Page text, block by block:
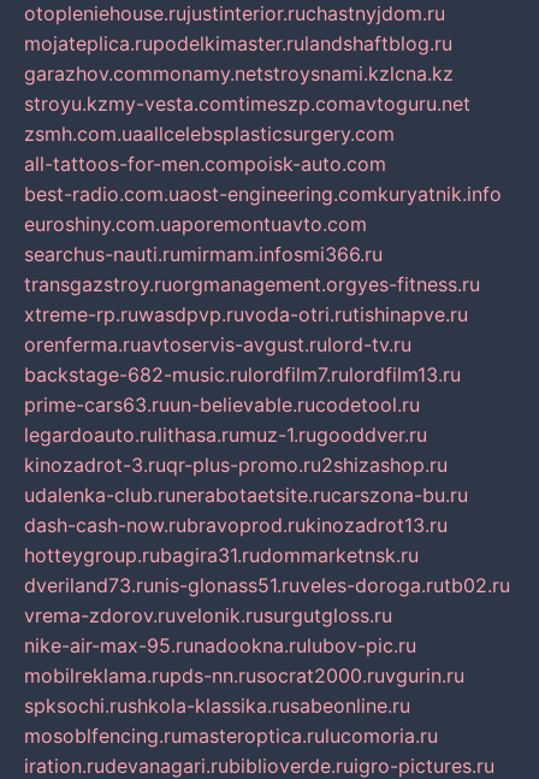
otopleniehouse.rujustinterior.ruchastnyjdom.ru
mojateplica.rupodelkimaster.rulandshaftblog.ru
garazhov.commonamy.netstroysnami.kzlcna.kz
stroyu.kzmy-vesta.comtimeszp.comavtoguru.net
zsmh.com.uaallcelebsplasticsurgery.com
all-tattoos-for-men.compoisk-auto.com
best-radio.com.uaost-engineering.comkuryatnik.info
euroshiny.com.uaporemontuavto.com
searchus-nauti.rumirmam.infosmi366.ru
transgazstroy.ruorgmanagement.orgyes-fitness.ru
xtreme-rp.ruwasdpvp.ruvoda-otri.rutishinapve.ru
orenferma.ruavtoservis-avgust.rulord-tv.ru
backstage-682-music.rulordfilm7.rulordfilm13.ru
prime-cars63.ruun-believable.rucodetool.ru
legardoauto.rulithasa.rumuz-1.rugooddver.ru
kinozadrot-3.ruqr-plus-promo.ru2shizashop.ru
udalenka-club.runerabotaetsite.rucarszona-bu.ru
dash-cash-now.rubravoprod.rukinozadrot13.ru
hotteygroup.rubagira31.rudommarketnsk.ru
dveriland73.runis-glonass51.ruveles-doroga.rutb02.ru
vrema-zdorov.ruvelonik.rusurgutgloss.ru
nike-air-max-95.runadookna.rulubov-pic.ru
mobilreklama.rupds-nn.rusocrat2000.ruvgurin.ru
spksochi.rushkola-klassika.rusabeonline.ru
mosoblfencing.rumasteroptica.rulucomoria.ru
iration.rudevanagari.rubiblioverde.ruigro-pictures.ru